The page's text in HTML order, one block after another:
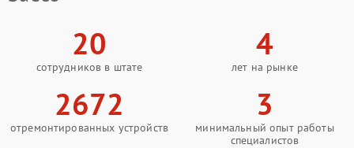
20
сотрудников в штате
4
лет на рынке
2672
отремонтированных устройств
3
минимальный опыт работы
специалистов